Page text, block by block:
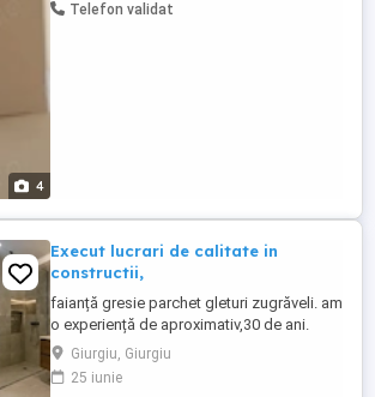
4
Telefon validat
Execut lucrari de calitate in
constructii,
faianță gresie parchet gleturi zugrăveli. am
o experiență de aproximativ,30 de ani.
Giurgiu, Giurgiu
25 iunie